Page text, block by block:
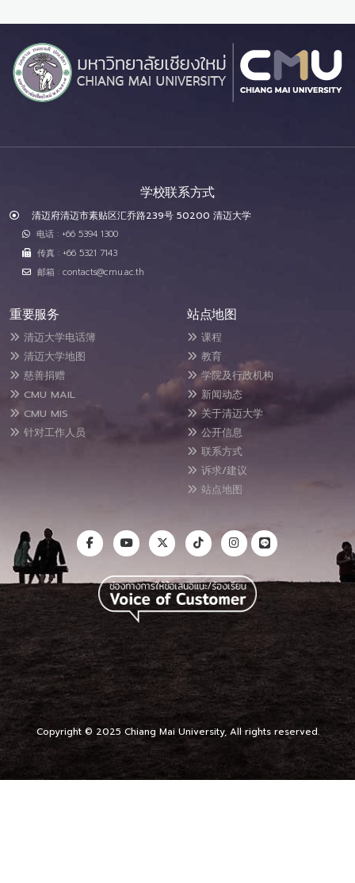
学校联系方式
清迈府清迈市素贴区汇乔路239号 50200 清迈大学
电话 : +66 5394 1300
传真 : +66 5321 7143
邮箱 : contacts@cmu.ac.th
重要服务
清迈大学电话簿
清迈大学地图
慈善捐赠
CMU MAIL
CMU MIS
针对工作人员
站点地图
课程
教育
学院及行政机构
新闻动态
关于清迈大学
公开信息
联系方式
诉求/建议
站点地图
Copyright © 2025 Chiang Mai University, All rights reserved.